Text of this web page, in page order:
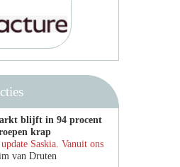
blijft in 94 procent
krap
Saskia. Vanuit ons
van Druten